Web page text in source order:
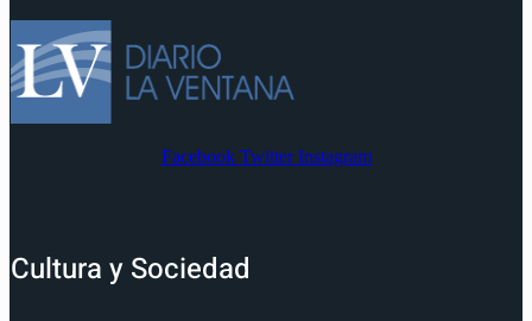
Facebook Twitter Instagram
Cultura y Sociedad